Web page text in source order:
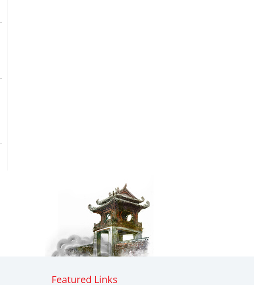
Featured Links